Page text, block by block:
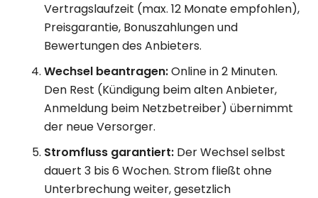
Vertragslaufzeit (max. 12 Monate empfohlen),
Preisgarantie, Bonuszahlungen und
Bewertungen des Anbieters.
Wechsel beantragen:Online in 2 Minuten.
Den Rest (Kündigung beim alten Anbieter,
Anmeldung beim Netzbetreiber) übernimmt
der neue Versorger.
Stromfluss garantiert: Der Wechsel selbst
dauert 3 bis 6 Wochen. Strom fließt ohne
Unterbrechung weiter, gesetzlich